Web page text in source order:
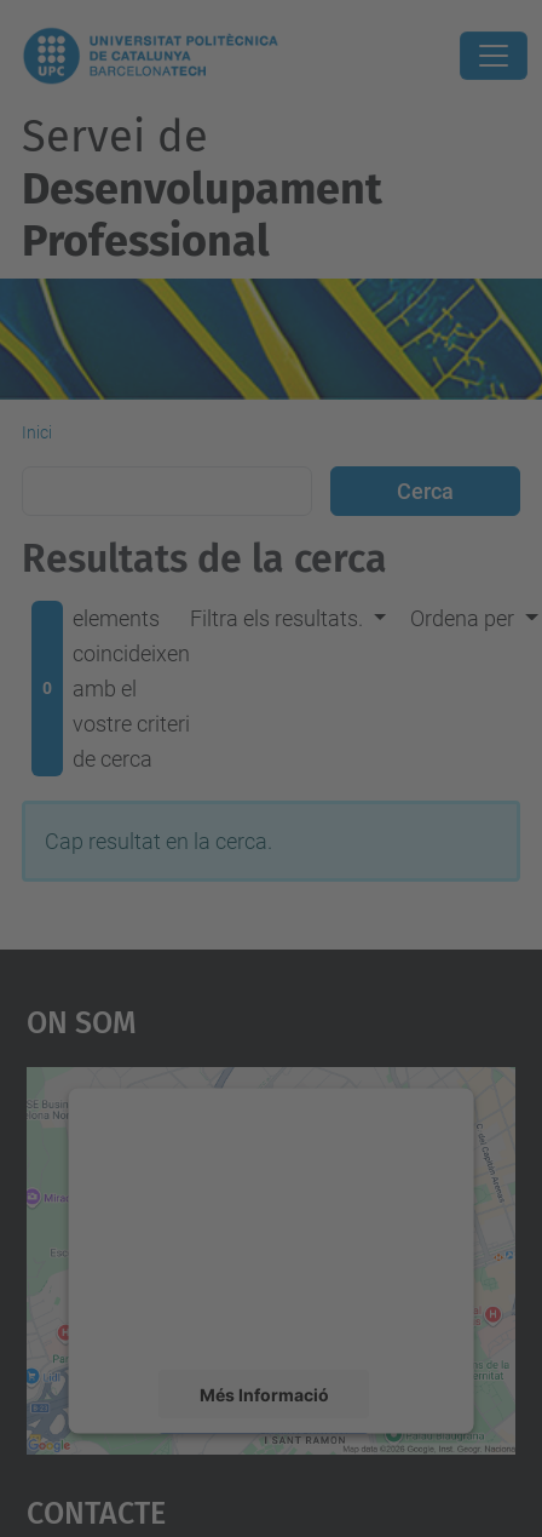
Servei de
Desenvolupament
Professional
Inici
Resultats de la cerca
0
elements
coincideixen
amb el
vostre criteri
de cerca
Filtra els resultats. Ordena per
Cap resultat en la cerca.
On Som
Més Informació
Accepta
powered by
Contacte